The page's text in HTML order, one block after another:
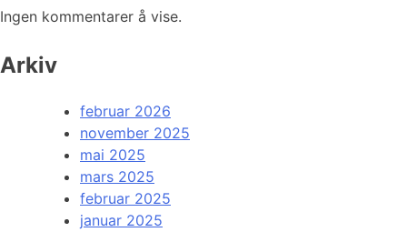
Ingen kommentarer å vise.
Arkiv
februar 2026
november 2025
mai 2025
mars 2025
februar 2025
januar 2025